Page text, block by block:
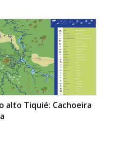
alto Tiquié: Cachoeira